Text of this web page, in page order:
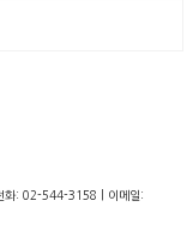
화: 02-544-3158 | 이메일: